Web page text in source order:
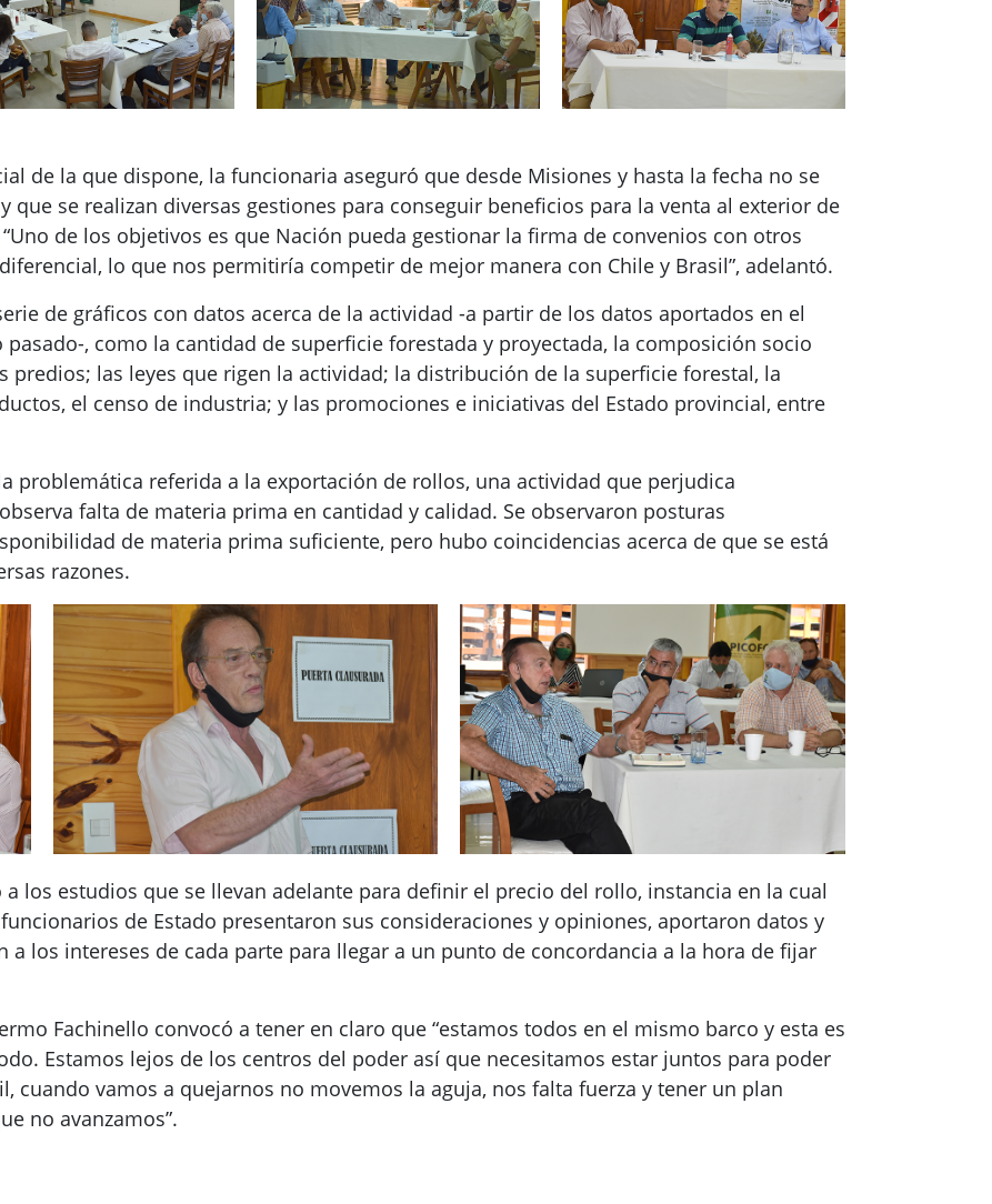
de la que dispone, la funcionaria aseguró que desde Misiones y hasta la fecha no se
se realizan diversas gestiones para conseguir beneficios para la venta al exterior de
de los objetivos es que Nación pueda gestionar la firma de convenios con otros
lo que nos permitiría competir de mejor manera con Chile y Brasil”, adelantó.
de gráficos con datos acerca de la actividad -a partir de los datos aportados en el
, como la cantidad de superficie forestada y proyectada, la composición socio
predios; las leyes que rigen la actividad; la distribución de la superficie forestal, la
el censo de industria; y las promociones e iniciativas del Estado provincial, entre
problemática referida a la exportación de rollos, una actividad que perjudica
falta de materia prima en cantidad y calidad. Se observaron posturas
de materia prima suficiente, pero hubo coincidencias acerca de que se está
razones.
los estudios que se llevan adelante para definir el precio del rollo, instancia en la cual
de Estado presentaron sus consideraciones y opiniones, aportaron datos y
a los intereses de cada parte para llegar a un punto de concordancia a la hora de fijar
Fachinello convocó a tener en claro que “estamos todos en el mismo barco y esta es
Estamos lejos de los centros del poder así que necesitamos estar juntos para poder
cuando vamos a quejarnos no movemos la aguja, nos falta fuerza y tener un plan
no avanzamos”.